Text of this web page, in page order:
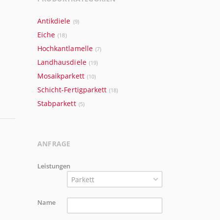
Antikdiele (9)
Eiche (18)
Hochkantlamelle (7)
Landhausdiele (19)
Mosaikparkett (10)
Schicht-Fertigparkett (18)
Stabparkett (5)
ANFRAGE
Leistungen
Parkett
Name